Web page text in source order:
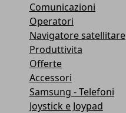
Comunicazioni
Operatori
Navigatore satellitare
Produttivita
Offerte
Accessori
Samsung - Telefoni
Joystick e Joypad